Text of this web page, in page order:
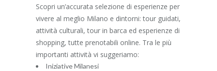
Scopri un’accurata selezione di esperienze per
vivere al meglio Milano e dintorni: tour guidati,
attività culturali, tour in barca ed esperienze di
shopping, tutte prenotabili online. Tra le più
importanti attività vi suggeriamo:
Iniziative Milanesi